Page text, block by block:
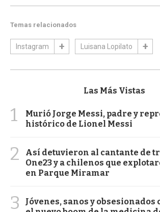
Temas relacionados
Instagram Luisana Lopilato
Las Más Vistas
1
Murió Jorge Messi, padre y
histórico de Lionel Messi
2
Así detuvieron al cantante de
One23 y a chilenos que
en Parque Miramar
3
Jóvenes, sanos y obsesionados